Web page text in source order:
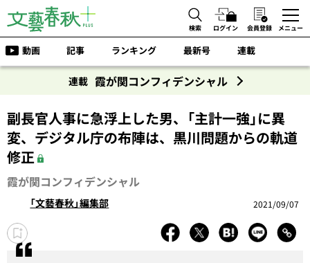
検索 ログイン 会員登録 メニュー
動画 記事 ランキング 最新号 連載
連載 霞が関コンフィデンシャル
副長官人事に急浮上した男、「主計一強」に異
変、デジタル庁の布陣は、黒川問題からの軌道
修正
霞が関コンフィデンシャル
「文藝春秋」編集部 2021/09/07